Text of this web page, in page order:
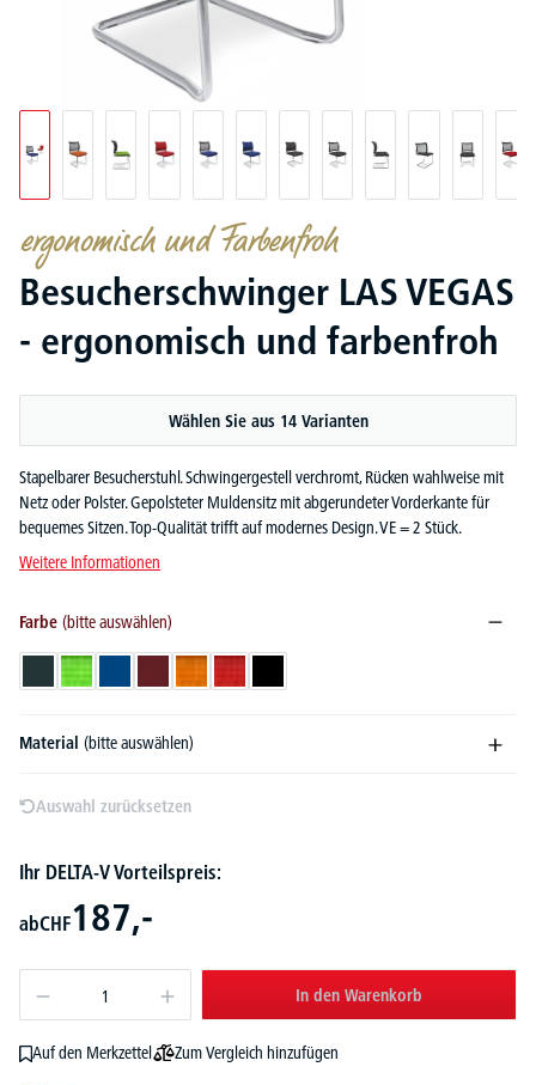
ergonomisch und Farbenfroh
Besucherschwinger LAS VEGAS
- ergonomisch und farbenfroh
Wählen Sie aus 14 Varianten
Stapelbarer Besucherstuhl. Schwingergestell verchromt, Rücken wahlweise mit
Netz oder Polster. Gepolsteter Muldensitz mit abgerundeter Vorderkante für
bequemes Sitzen. Top-Qualität trifft auf modernes Design. VE = 2 Stück.
Weitere Informationen
Farbe (bitte auswählen)
AnthrazitApfelgrün
Material (bitte auswählen)
Auswahl zurücksetzen
Ihr DELTA-V Vorteilspreis:
abCHF187,-
In den Warenkorb
Auf den Merkzettel Zum Vergleich hinzufügen